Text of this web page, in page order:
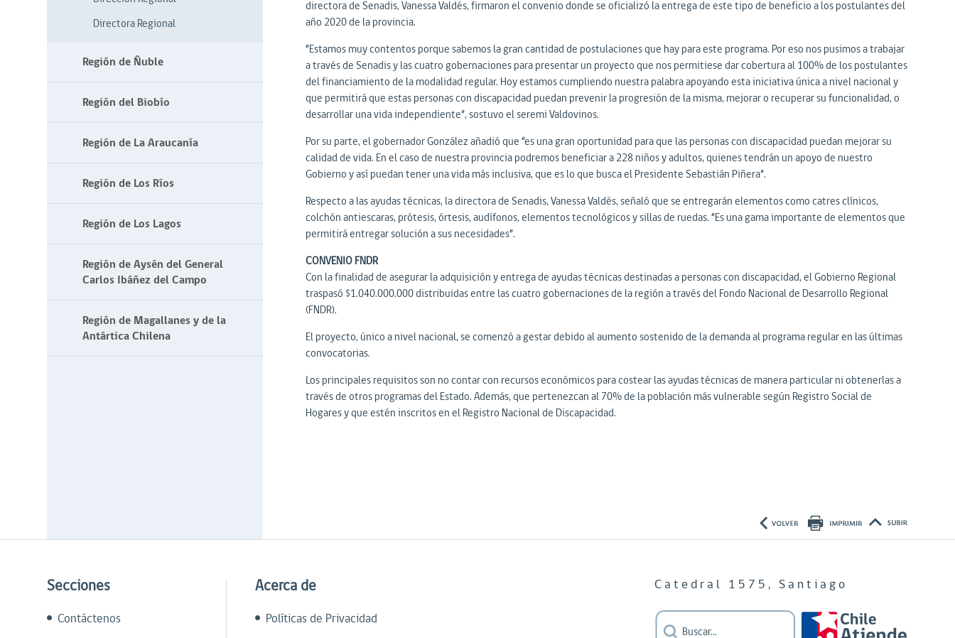
Directora Regional
Región de Ñuble
Región del Biobío
Región de La Araucanía
Región de Los Ríos
Región de Los Lagos
Región de Aysén del General
Carlos Ibáñez del Campo
Región de Magallanes y de la
Antártica Chilena
directora de Senadis, Vanessa Valdés, firmaron el convenio donde se oficializó la entrega de este tipo de beneficio a los postulantes del
año 2020 de la provincia.
“Estamos muy contentos porque sabemos la gran cantidad de postulaciones que hay para este programa. Por eso nos pusimos a trabajar
a través de Senadis y las cuatro gobernaciones para presentar un proyecto que nos permitiese dar cobertura al 100% de los postulantes
del financiamiento de la modalidad regular. Hoy estamos cumpliendo nuestra palabra apoyando esta iniciativa única a nivel nacional y
que permitirá que estas personas con discapacidad puedan prevenir la progresión de la misma, mejorar o recuperar su funcionalidad, o
desarrollar una vida independiente”, sostuvo el seremi Valdovinos.
Por su parte, el gobernador González añadió que “es una gran oportunidad para que las personas con discapacidad puedan mejorar su
calidad de vida. En el caso de nuestra provincia podremos beneficiar a 228 niños y adultos, quienes tendrán un apoyo de nuestro
Gobierno y así puedan tener una vida más inclusiva, que es lo que busca el Presidente Sebastián Piñera”.
Respecto a las ayudas técnicas, la directora de Senadis, Vanessa Valdés, señaló que se entregarán elementos como catres clínicos,
colchón antiescaras, prótesis, órtesis, audífonos, elementos tecnológicos y sillas de ruedas. “Es una gama importante de elementos que
permitirá entregar solución a sus necesidades”.
CONVENIO FNDR
Con la finalidad de asegurar la adquisición y entrega de ayudas técnicas destinadas a personas con discapacidad, el Gobierno Regional
traspasó $1.040.000.000 distribuidas entre las cuatro gobernaciones de la región a través del Fondo Nacional de Desarrollo Regional
(FNDR).
El proyecto, único a nivel nacional, se comenzó a gestar debido al aumento sostenido de la demanda al programa regular en las últimas
convocatorias.
Los principales requisitos son no contar con recursos económicos para costear las ayudas técnicas de manera particular ni obtenerlas a
través de otros programas del Estado. Además, que pertenezcan al 70% de la población más vulnerable según Registro Social de
Hogares y que estén inscritos en el Registro Nacional de Discapacidad.
Secciones
Contáctenos
Acerca de
Políticas de Privacidad
Catedral 1575, Santiago